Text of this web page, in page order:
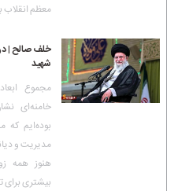
معظم انقلاب
خلف صالح |
شهید
مجموع
خامنه‌ای
بوده‌ایم که
مدیریت و
هنوز همه
بیشتری برای